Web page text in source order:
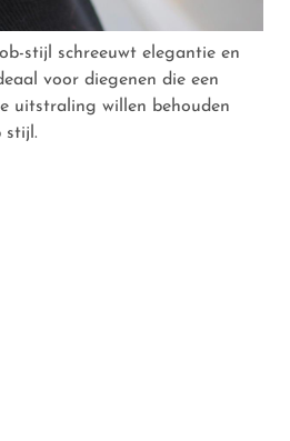
stijl schreeuwt elegantie en
voor diegenen die een
uitstraling willen behouden
stijl.